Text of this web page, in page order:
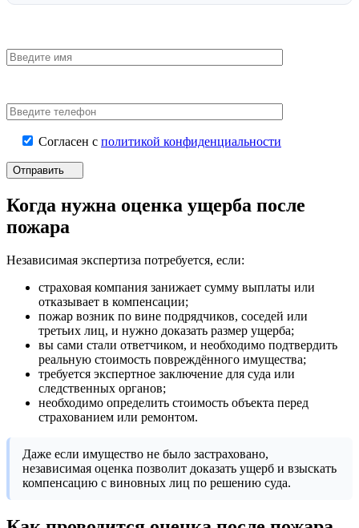
Согласен с политикой конфиденциальности
Отправить
Когда нужна оценка ущерба после
пожара
Независимая экспертиза потребуется, если:
страховая компания занижает сумму выплаты или
отказывает в компенсации;
пожар возник по вине подрядчиков, соседей или
третьих лиц, и нужно доказать размер ущерба;
вы сами стали ответчиком, и необходимо подтвердить
реальную стоимость повреждённого имущества;
требуется экспертное заключение для суда или
следственных органов;
необходимо определить стоимость объекта перед
страхованием или ремонтом.
Даже если имущество не было застраховано,
независимая оценка позволит доказать ущерб и взыскать
компенсацию с виновных лиц по решению суда.